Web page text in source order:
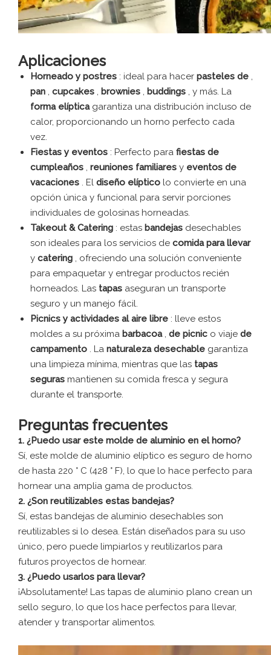
Aplicaciones
Horneado y postres : ideal para hacer pasteles de ,
pan , cupcakes , brownies , buddings , y más. La
forma elíptica garantiza una distribución incluso de
calor, proporcionando un horno perfecto cada
vez.
Fiestas y eventos : Perfecto para fiestas de
cumpleaños , reuniones familiares y eventos de
vacaciones . El diseño elíptico lo convierte en una
opción única y funcional para servir porciones
individuales de golosinas horneadas.
Takeout & Catering : estas bandejas desechables
son ideales para los servicios de comida para llevar
y catering , ofreciendo una solución conveniente
para empaquetar y entregar productos recién
horneados. Las tapas aseguran un transporte
seguro y un manejo fácil.
Picnics y actividades al aire libre : lleve estos
moldes a su próxima barbacoa , de picnic o viaje de
campamento . La naturaleza desechable garantiza
una limpieza mínima, mientras que las tapas
seguras mantienen su comida fresca y segura
durante el transporte.
Preguntas frecuentes
1. ¿Puedo usar este molde de aluminio en el horno?
Sí, este molde de aluminio elíptico es seguro de horno
de hasta 220 ° C (428 ° F), lo que lo hace perfecto para
hornear una amplia gama de productos.
2. ¿Son reutilizables estas bandejas?
Sí, estas bandejas de aluminio desechables son
reutilizables si lo desea. Están diseñados para su uso
único, pero puede limpiarlos y reutilizarlos para
futuros proyectos de hornear.
3. ¿Puedo usarlos para llevar?
¡Absolutamente! Las tapas de aluminio plano crean un
sello seguro, lo que los hace perfectos para llevar,
atender y transportar alimentos.